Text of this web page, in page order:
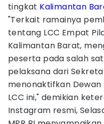
tingkat Kalimantan
"Terkait ramainya
tentang LCC Empat
Kalimantan Barat,
peserta pada salah
pelaksana dari
menonaktifkan
LCC ini," demikian
Instagram resmi,